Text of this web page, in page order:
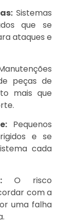
Sistemas
que se
ataques e
peças de
mais que
Pequenos
e se
cada
O risco
com a
uma falha